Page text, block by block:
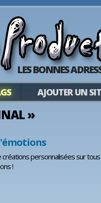
LES BONNES
AJOUTER UN
»
personnalisées sur
!